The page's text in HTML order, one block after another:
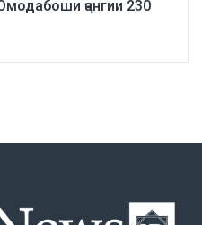
ҷангии 230